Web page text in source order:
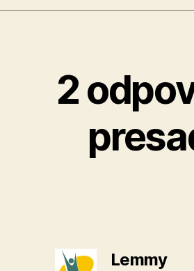
2
Lemmy